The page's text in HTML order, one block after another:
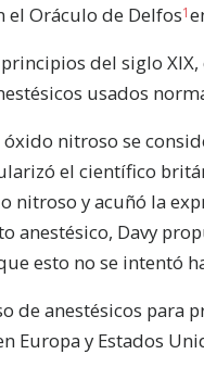
el Oráculo de Delfos1
del siglo
usados
óxido nitroso se
el científico
nitroso y acuñó la
anestésico, Davy
esto no se intentó
de anestésicos para
Europa y Estados